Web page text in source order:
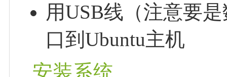
用USB线（注意要
口到Ubuntu主机
安装系统